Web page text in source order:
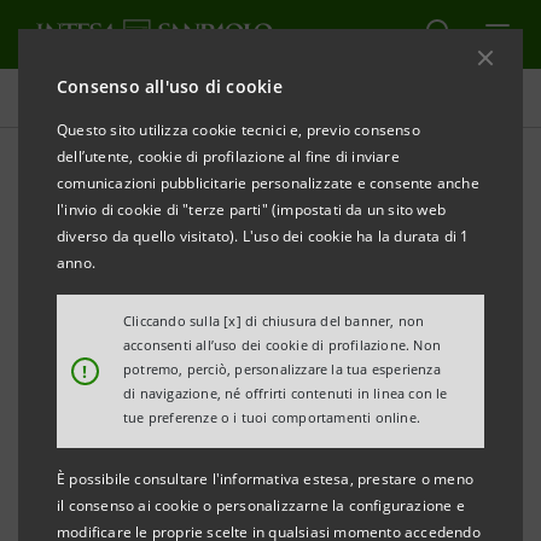
Consenso all'uso di cookie
Questo sito utilizza cookie tecnici e, previo consenso
dell’utente, cookie di profilazione al fine di inviare
comunicazioni pubblicitarie personalizzate e consente anche
l'invio di cookie di "terze parti" (impostati da un sito web
diverso da quello visitato). L'uso dei cookie ha la durata di 1
anno.
!
Cliccando sulla [x] di chiusura del banner, non
acconsenti all’uso dei cookie di profilazione. Non
potremo, perciò, personalizzare la tua esperienza
di navigazione, né offrirti contenuti in linea con le
tue preferenze o i tuoi comportamenti online.
È possibile consultare l'informativa estesa, prestare o meno
il consenso ai cookie o personalizzarne la configurazione e
modificare le proprie scelte in qualsiasi momento accedendo
Comunicati stampa
STAMPA AGGIORNA
COMUNICATO STAMPA
“PROMUOVERE L’ECCELLENZA PER SOSTENERE LA
CRESCITA”
INTESA SANPAOLO PREMIA 10 AZIENDE ECCELLENTI
DELL’ALTO LAZIO E UNA START-UP